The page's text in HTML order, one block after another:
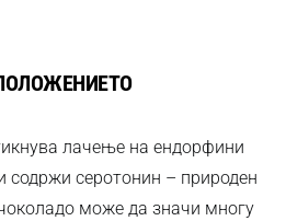
лачење на ендорфини
содржи серотонин – природен
може да значи многу